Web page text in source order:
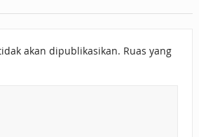
akan dipublikasikan. Ruas yang